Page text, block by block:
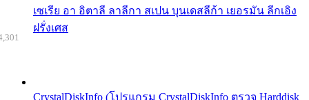
เซเรีย อา อิตาลี ลาลีกา สเปน บุนเดสลีก้า เยอรมัน ลีกเอิง
ฝรั่งเศส
CrystalDiskInfo (โปรแกรม CrystalDiskInfo ตรวจ Harddisk